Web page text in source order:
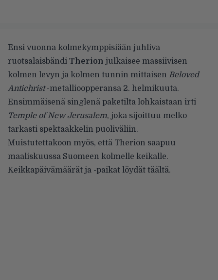
Ensi vuonna kolmekymppisiään juhliva
ruotsalaisbändi Therion julkaisee massiivisen
kolmen levyn ja kolmen tunnin mittaisen Beloved
Antichrist-metallioopperansa 2. helmikuuta.
Ensimmäisenä singlenä paketilta lohkaistaan irti
Temple of New Jerusalem, joka sijoittuu melko
tarkasti spektaakkelin puoliväliin.
Muistutettakoon myös, että Therion saapuu
maaliskuussa Suomeen kolmelle keikalle.
Keikkapäivämäärät ja -paikat löydät täältä.